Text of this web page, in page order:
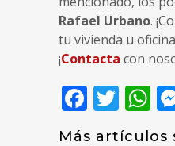
Rafael Urbano.
tu vivienda u
¡Contacta con
Más artículos